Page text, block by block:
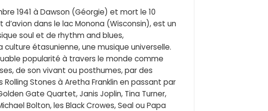
1941 à Dawson (Géorgie) et mort le 10
dans le lac Monona (Wisconsin), est un
soul et de rhythm and blues,
étasunienne, une musique universelle.
popularité à travers le monde comme
de son vivant ou posthumes, par des
Stones à Aretha Franklin en passant par
Gate Quartet, Janis Joplin, Tina Turner,
Bolton, les Black Crowes, Seal ou Papa